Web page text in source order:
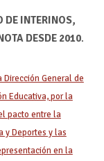
DE INTERINOS,
DESDE 2010.
General de
Educativa, por la
pacto entre la
y Deportes y las
en la